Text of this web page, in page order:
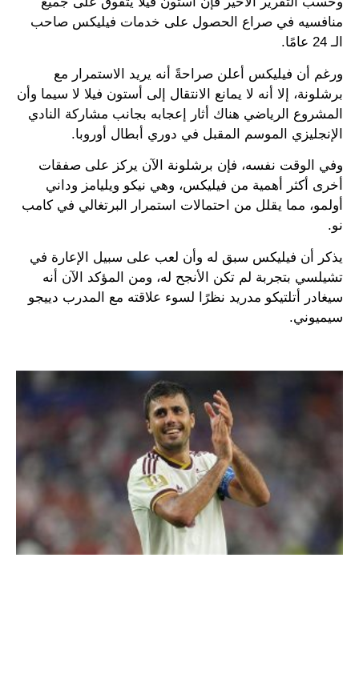
منافسيه في صراع الحصول على خدمات فيليكس صاحب
الـ 24 عامًا.
ورغم أن فيليكس أعلن صراحةً أنه يريد الاستمرار مع
برشلونة، إلا أنه لا يمانع الانتقال إلى أستون فيلا لا سيما وأن
المشروع الرياضي هناك أثار إعجابه بجانب مشاركة النادي
الإنجليزي الموسم المقبل في دوري أبطال أوروبا.
وفي الوقت نفسه، فإن برشلونة الآن يركز على صفقات
أخرى أكثر أهمية من فيليكس، وهي نيكو ويليامز وداني
أولمو، مما يقلل من احتمالات استمرار البرتغالي في كامب
نو.
يذكر أن فيليكس سبق له وأن لعب على سبيل الإعارة في
تشيلسي بتجربة لم تكن الأنجح له، ومن المؤكد الآن أنه
سيغادر أتلتيكو مدريد نظرًا لسوء علاقته مع المدرب دييجو
سيميوني.